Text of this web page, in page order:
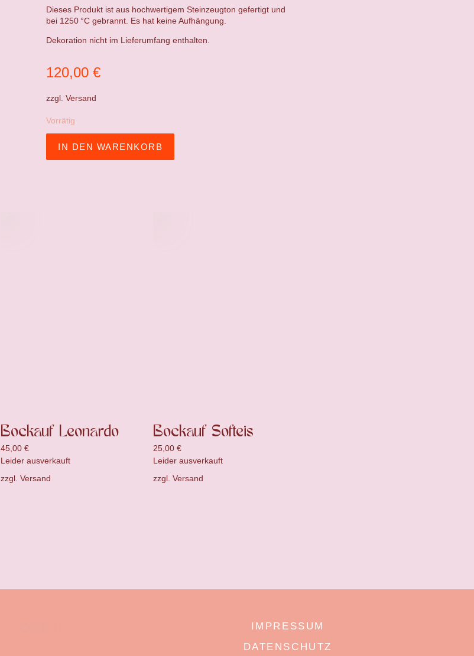
zzgl.Versand
120,00€
Vorrätig
IN DEN WARENKORB
Dieses Produkt ist aus hochwertigem Steinzeugton gefertigt und
bei 1250 °C gebrannt. Es hat keine Aufhängung.
Dekoration nicht im Lieferumfang enthalten.
Bockauf Leonardo
45,00 €
Leider ausverkauft
zzgl. Versand
Bockauf Softeis
25,00€
Leider ausverkauft
zzgl.Versand
IMPRESSUM
DATENSCHUTZ